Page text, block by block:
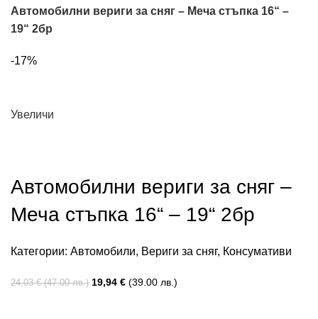
Автомобилни вериги за сняг – Меча стъпка 16“ –
19“ 2бр
-17%
Увеличи
Автомобилни вериги за сняг –
Меча стъпка 16“ – 19“ 2бр
Категории: Автомобили, Вериги за сняг, Консумативи
24,03€ (47.00 лв.) 19,94 € (39.00 лв.)